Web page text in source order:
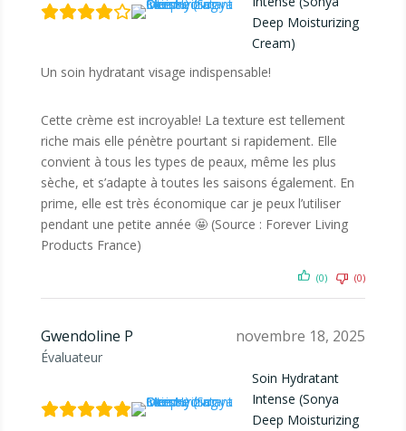
Deep Moisturizing
Cream)
Un soin hydratant visage indispensable!
Cette crème est incroyable! La texture est tellement
riche mais elle pénètre pourtant si rapidement. Elle
convient à tous les types de peaux, même les plus
sèche, et s’adapte à toutes les saisons également. En
prime, elle est très économique car je peux l’utiliser
pendant une petite année 🤩 (Source : Forever Living
Products France)
(0) (0)
Gwendoline P
Évaluateur
novembre 18, 2025
Soin Hydratant
Intense (Sonya
Deep Moisturizing